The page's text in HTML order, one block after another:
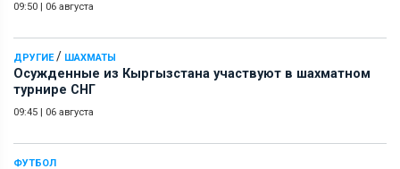
09:50 06 августа
ДРУГИЕ/ ШАХМАТЫ
Осужденные из Кыргызстана участвуют в шахматном
турнире СНГ
09:45 06 августа
ФУТБОЛ